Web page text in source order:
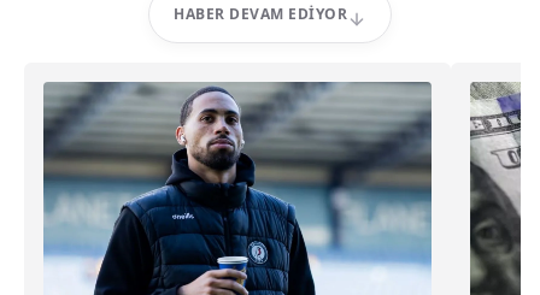
HABER DEVAM EDIYOR